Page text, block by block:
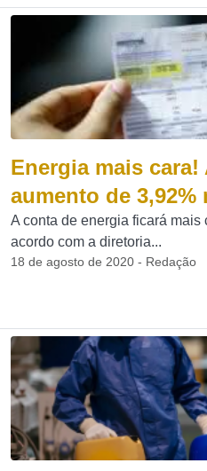
Energia mais
aumento de 3,92%
A conta de energia ficará mais
acordo com a diretoria...
18 de agosto de 2020 - Redação